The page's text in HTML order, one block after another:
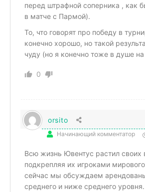
перед штрафной соперника , как
в матче с Пармой).
То, что говорят про победу в
конечно хорошо, но такой
чуду (но я конечно тоже в душе
0
orsito
Начинающий комментатор
Всю жизнь Ювентус растил своих
подкрепляя их игроками
сейчас мы обсуждаем
среднего и ниже среднего уровня.